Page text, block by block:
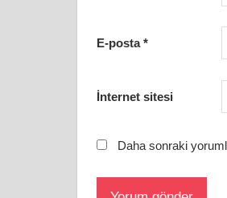
E-posta*
İnternet sitesi
Daha sonraki